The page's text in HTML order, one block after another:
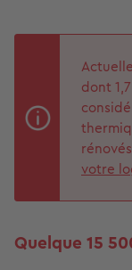
dont
votre
Quelque 15